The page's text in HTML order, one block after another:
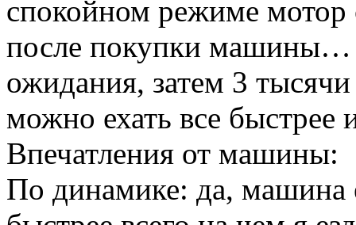
спокойном режиме мотор
после покупки машины…
ожидания, затем 3
можно ехать все быстрее
Впечатления от машины:
По динамике: да, машина